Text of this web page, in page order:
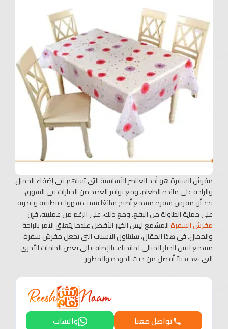
مفرش السفرة هو أحد العناصر الأساسية التي تساهم في إضفاء الجمال
والراحة على مائدة الطعام. ومع توافر العديد من الخيارات في السوق،
نجد أن مفرش سفرة مشمع أصبح شائعًا بسبب سهولة تنظيفه وقدرته
على حماية الطاولة من البقع. ومع ذلك، على الرغم من عمليته، فإن
مفرش السفرةالمشمع ليس الخيار الأفضل عندما يتعلق الأمر بالراحة
والجمال. في هذا المقال، سنتناول الأسباب التي تجعل مفرش سفرة
مشمع ليس الخيار المثالي لمائدتك، بالإضافة إلى بعض الخامات الأخرى
التي تعد بديلاً أفضل من حيث الجودة والمظهر
واتساب تواصل معنا